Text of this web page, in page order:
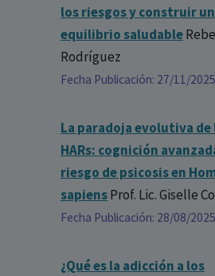
los riesgos y construir un
equilibrio saludable
Rodríguez
Fecha Publicación: 27/11/2025
La paradoja evolutiva de
HARs: cognición
riesgo de psicosis en
sapiensProf. Lic. Giselle
Fecha Publicación: 28/08/2025
¿Qué es la adicción a los